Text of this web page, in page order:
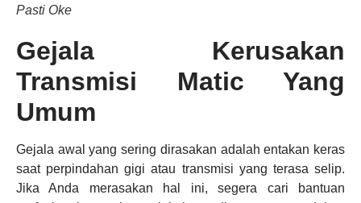
Pasti Oke
Gejala Kerusakan
Transmisi Matic Yang
Umum
Gejala awal yang sering dirasakan adalah entakan keras
saat perpindahan gigi atau transmisi yang terasa selip.
Jika Anda merasakan hal ini, segera cari bantuan